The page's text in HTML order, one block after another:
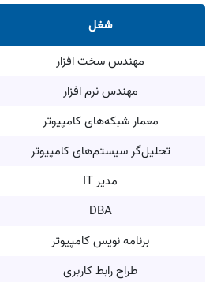
شغل
مهندس سخت افزار
مهندس نرم افزار
معمار شبکه‌های کامپیوتر
تحلیل‌گر سیستم‌های کامپیوتر
مدیر IT
DBA
برنامه نویس کامپیوتر
طراح رابط کاربری